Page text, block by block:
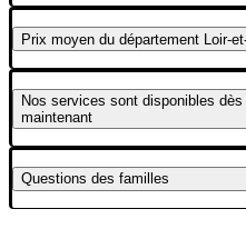
Prix moyen du département Loir-
Nos services sont disponibles dès
maintenant
Questions des familles